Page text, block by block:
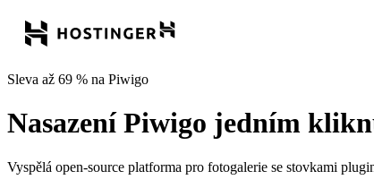
Sleva až 69 % na Piwigo
Nasazení Piwigo jedním
Vyspělá open-source platforma pro fotogalerie se stovkami